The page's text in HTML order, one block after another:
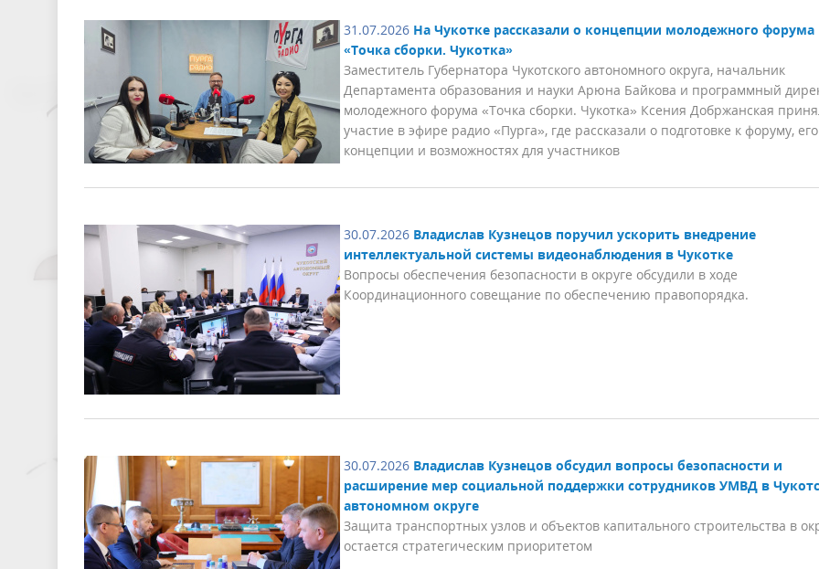
31.07.2026 На Чукотке рассказали о концепции молодежного форума
«Точка сборки. Чукотка»
Заместитель Губернатора Чукотского автономного округа, начальник
Департамента образования и науки Арюна Байкова и программный
молодежного форума «Точка сборки. Чукотка» Ксения Добржанская
участие в эфире радио «Пурга», где рассказали о подготовке к форуму, его
концепции и возможностях для участников
30.07.2026 Владислав Кузнецов поручил ускорить внедрение
интеллектуальной системы видеонаблюдения в Чукотке
Вопросы обеспечения безопасности в округе обсудили в ходе
Координационного совещание по обеспечению правопорядка.
30.07.2026 Владислав Кузнецов обсудил вопросы безопасности и
расширение мер социальной поддержки сотрудников УМВД в
автономном округе
Защита транспортных узлов и объектов капитального строительства в
остается стратегическим приоритетом